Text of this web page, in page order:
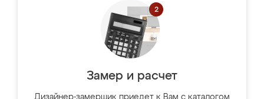
Замер и расчет
Дизайнер-замерщик приедет к Вам с каталогом